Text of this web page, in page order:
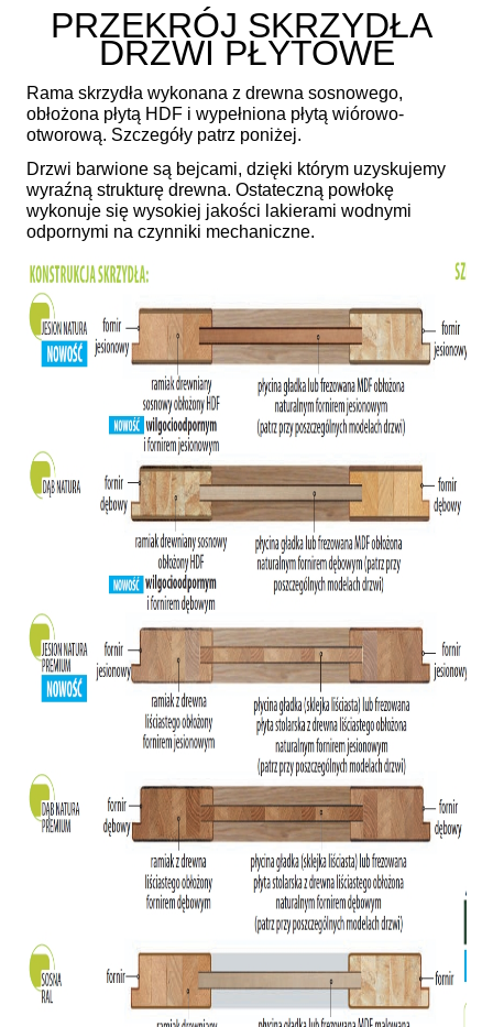
PRZEKRÓJ SKRZYDŁA
DRZWI PŁYTOWE
Rama skrzydła wykonana z drewna sosnowego,
obłożona płytą HDF i wypełniona płytą wiórowo-
otworową. Szczegóły patrz poniżej.
Drzwi barwione są bejcami, dzięki którym uzyskujemy
wyraźną strukturę drewna. Ostateczną powłokę
wykonuje się wysokiej jakości lakierami wodnymi
odpornymi na czynniki mechaniczne.